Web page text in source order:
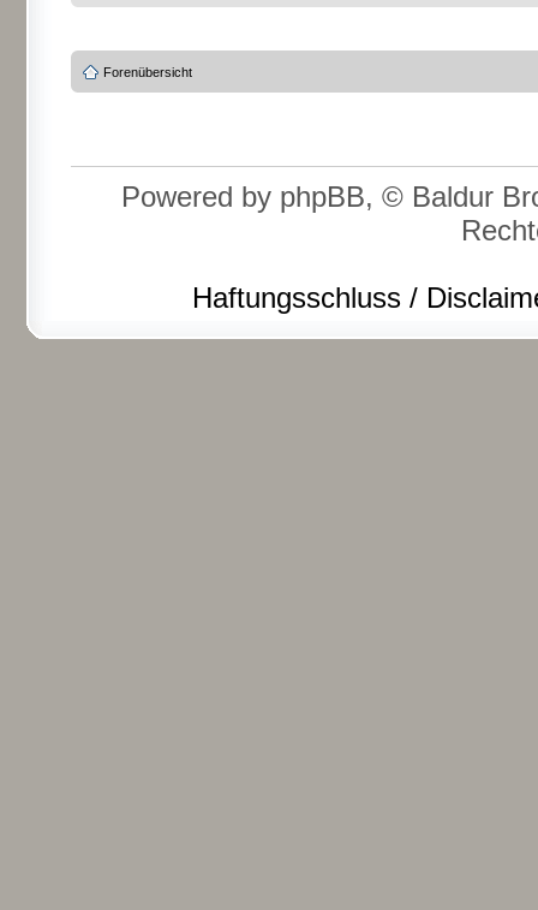
Forenübersicht
Powered by phpBB, © Baldur
Haftungsschluss /